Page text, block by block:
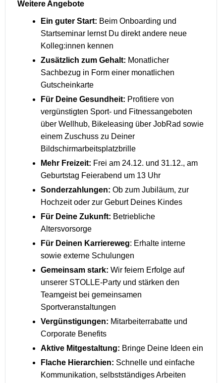
Weitere Angebote
Ein guter Start: Beim Onboarding und
Startseminar lernst Du direkt andere neue
Kolleg:innen kennen
Zusätzlich zum Gehalt: Monatlicher
Sachbezug in Form einer monatlichen
Gutscheinkarte
Für Deine Gesundheit: Profitiere von
vergünstigten Sport- und Fitnessangeboten
über Wellhub, Bikeleasing über JobRad sowie
einem Zuschuss zu Deiner
Bildschirmarbeitsplatzbrille
Mehr Freizeit: Frei am 24.12. und 31.12., am
Geburtstag Feierabend um 13 Uhr
Sonderzahlungen: Ob zum Jubiläum, zur
Hochzeit oder zur Geburt Deines Kindes
Für Deine Zukunft: Betriebliche
Altersvorsorge
Für Deinen Karriereweg: Erhalte interne
sowie externe Schulungen
Gemeinsam stark: Wir feiern Erfolge auf
unserer STOLLE-Party und stärken den
Teamgeist bei gemeinsamen
Sportveranstaltungen
Vergünstigungen: Mitarbeiterrabatte und
Corporate Benefits
Aktive Mitgestaltung: Bringe Deine Ideen ein
Flache Hierarchien: Schnelle und einfache
Kommunikation, selbstständiges Arbeiten